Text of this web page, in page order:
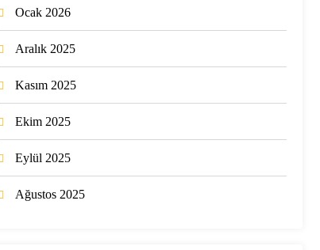
Ocak 2026
Aralık 2025
Kasım 2025
Ekim 2025
Eylül 2025
Ağustos 2025